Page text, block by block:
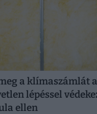
a klímaszámlát
lépéssel
ellen